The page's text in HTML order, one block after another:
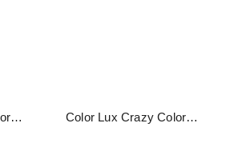
Color Lux Crazy Coloração Directa Verde 150ml Color Lux Crazy Coloração Directa Vermelho 150ml